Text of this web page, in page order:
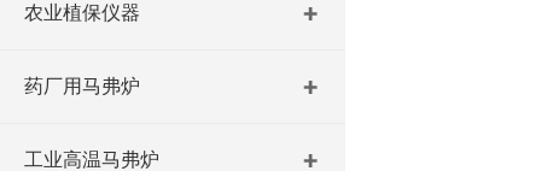
农业植保仪器
药厂用马弗炉
工业高温马弗炉